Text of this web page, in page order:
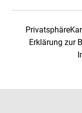
Privatsphäre
Erklärung zur